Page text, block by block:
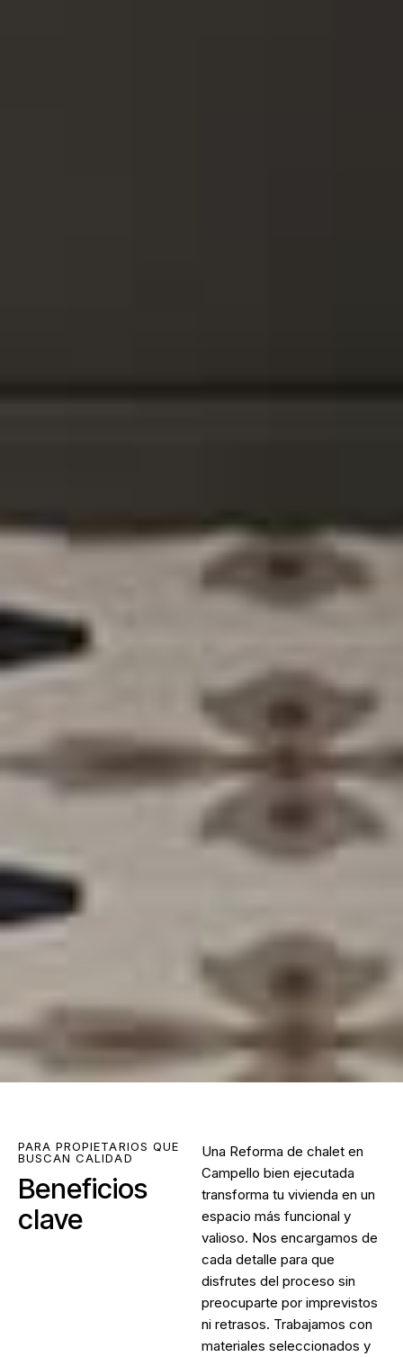
PARA PROPIETARIOS QUE
BUSCAN CALIDAD
Beneficios
clave
Una Reforma de chalet en
Campello bien ejecutada
transforma tu vivienda en un
espacio más funcional y
valioso. Nos encargamos de
cada detalle para que
disfrutes del proceso sin
preocuparte por imprevistos
ni retrasos. Trabajamos con
materiales seleccionados y